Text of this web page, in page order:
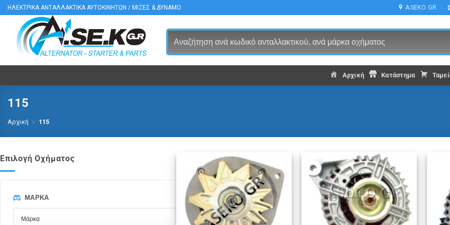
Μετάβαση
στο
περιεχόμενο
ΗΛΕΚΤΡΙΚΑ ΑΝΤΑΛΛΑΚΤΙΚΑ ΑΥΤΟΚΙΝΗΤΩΝ / ΜΙΖΕΣ & ΔΥΝΑΜΟ ASEKO GR
Αρχική Κατάστημα
115
Αρχική » 115
Επιλογή Οχήματος
ΜΆΡΚΑ